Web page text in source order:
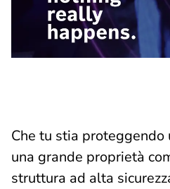
Che tu stia proteggendo
una grande proprietà
struttura ad alta